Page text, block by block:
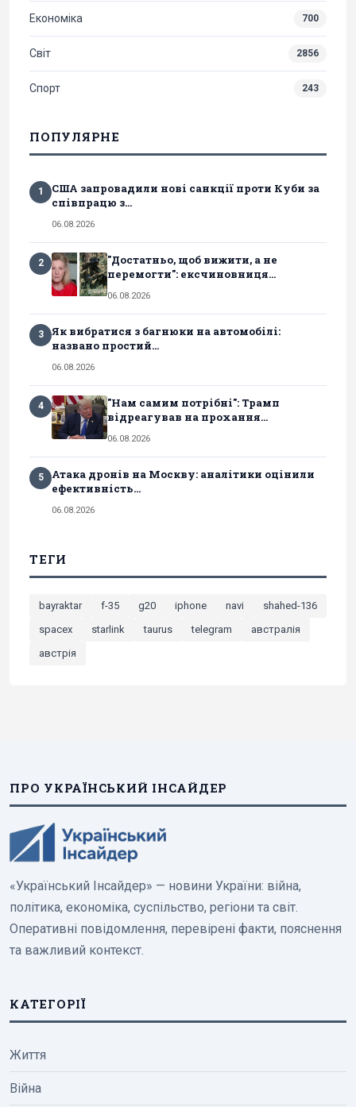
Економіка 700
Світ 2856
Спорт 243
ПОПУЛЯРНЕ
1
США запровадили нові санкції проти Куби за
співпрацю з...
06.08.2026
2
"Достатньо, щоб вижити, а не
перемогти": ексчиновниця...
06.08.2026
3
Як вибратися з багнюки на автомобілі:
названо простий...
06.08.2026
4
"Нам самим потрібні": Трамп
відреагував на прохання...
06.08.2026
5
Атака дронів на Москву: аналітики оцінили
ефективність...
06.08.2026
ТЕГИ
bayraktar f-35 g20 iphone navi
shahed-136
spacex
starlink taurus telegram
австралія
австрія
ПРО УКРАЇНСЬКИЙ ІНСАЙДЕР
«Український Інсайдер» — новини України: війна,
політика, економіка, суспільство, регіони та світ.
Оперативні повідомлення, перевірені факти, пояснення
та важливий контекст.
КАТЕГОРІЇ
Життя
Війна